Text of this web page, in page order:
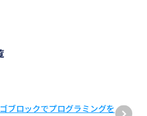
ブロックでプログラミングを